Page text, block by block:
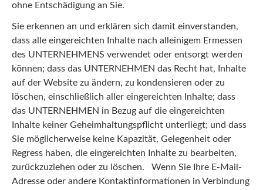
ohne Entschädigung an Sie.
Sie erkennen an und erklären sich damit einverstanden,
dass alle eingereichten Inhalte nach alleinigem Ermessen
des UNTERNEHMENS verwendet oder entsorgt werden
können; dass das UNTERNEHMEN das Recht hat, Inhalte
auf der Website zu ändern, zu kondensieren oder zu
löschen, einschließlich aller eingereichten Inhalte; dass
das UNTERNEHMEN in Bezug auf die eingereichten
Inhalte keiner Geheimhaltungspflicht unterliegt; und dass
Sie möglicherweise keine Kapazität, Gelegenheit oder
Regress haben, die eingereichten Inhalte zu bearbeiten,
zurückzuziehen oder zu löschen. Wenn Sie Ihre E-Mail-
Adresse oder andere Kontaktinformationen in Verbindung